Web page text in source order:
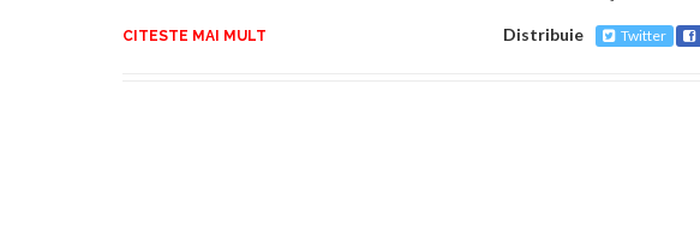
CITESTE MAI MULT Distribuie Twitter